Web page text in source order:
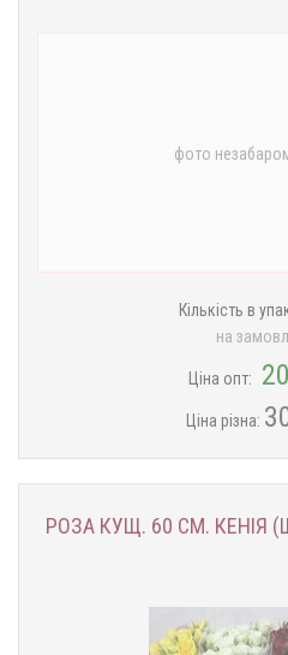
фото
Кількість в
на
Ціна опт: 20
Ціна різна:
РОЗА КУЩ. 60 СМ. КЕНІЯ